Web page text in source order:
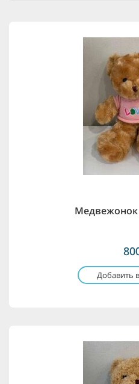
Медвежонок
Добавить